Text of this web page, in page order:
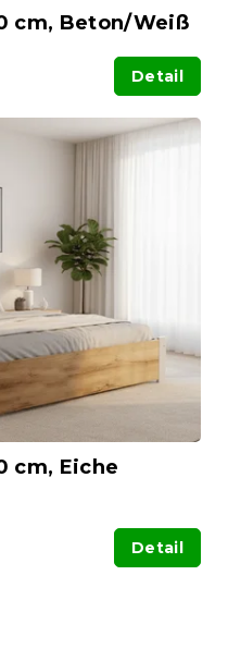
cm, Beton/Weiß
Detail
cm, Eiche
Detail